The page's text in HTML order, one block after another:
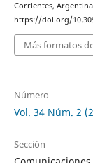
Corrientes,
https://doi.org/
Más formatos
Número
Vol. 34 Núm. 2
Sección